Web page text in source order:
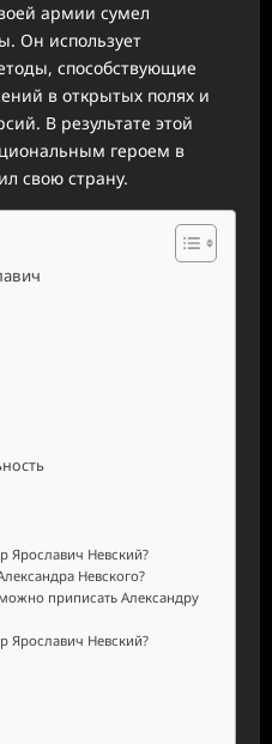
армии сумел
Он использует
способствующие
в открытых полях и
В результате этой
героем в
свою страну.
Ярославич Невский?
Невского?
приписать Александру
Ярославич Невский?